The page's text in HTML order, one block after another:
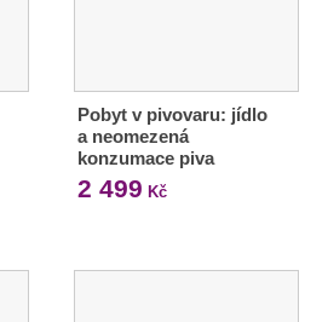
Pobyt v pivovaru: jídlo
a neomezená
konzumace piva
2 499 Kč